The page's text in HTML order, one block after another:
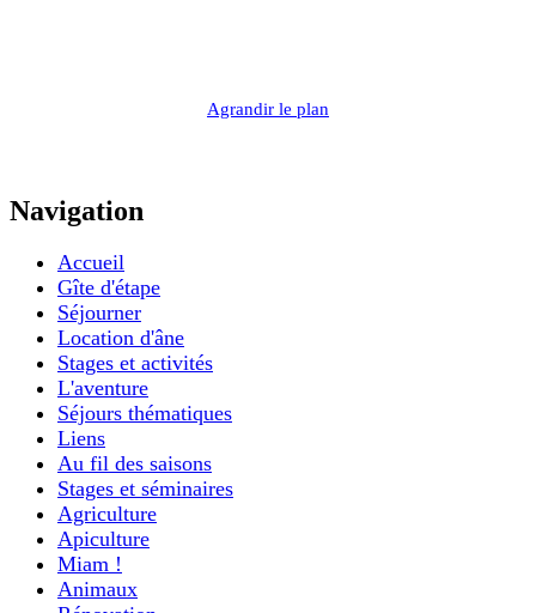
Agrandir le plan
Navigation
Accueil
Gîte d'étape
Séjourner
Location d'âne
Stages et activités
L'aventure
Séjours thématiques
Liens
Au fil des saisons
Stages et séminaires
Agriculture
Apiculture
Miam !
Animaux